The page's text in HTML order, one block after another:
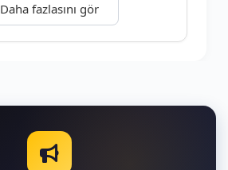
Daha fazlasını gör